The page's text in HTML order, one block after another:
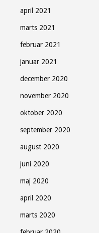
april 2021
marts 2021
februar 2021
januar 2021
december 2020
november 2020
oktober 2020
september 2020
august 2020
juni 2020
maj 2020
april 2020
marts 2020